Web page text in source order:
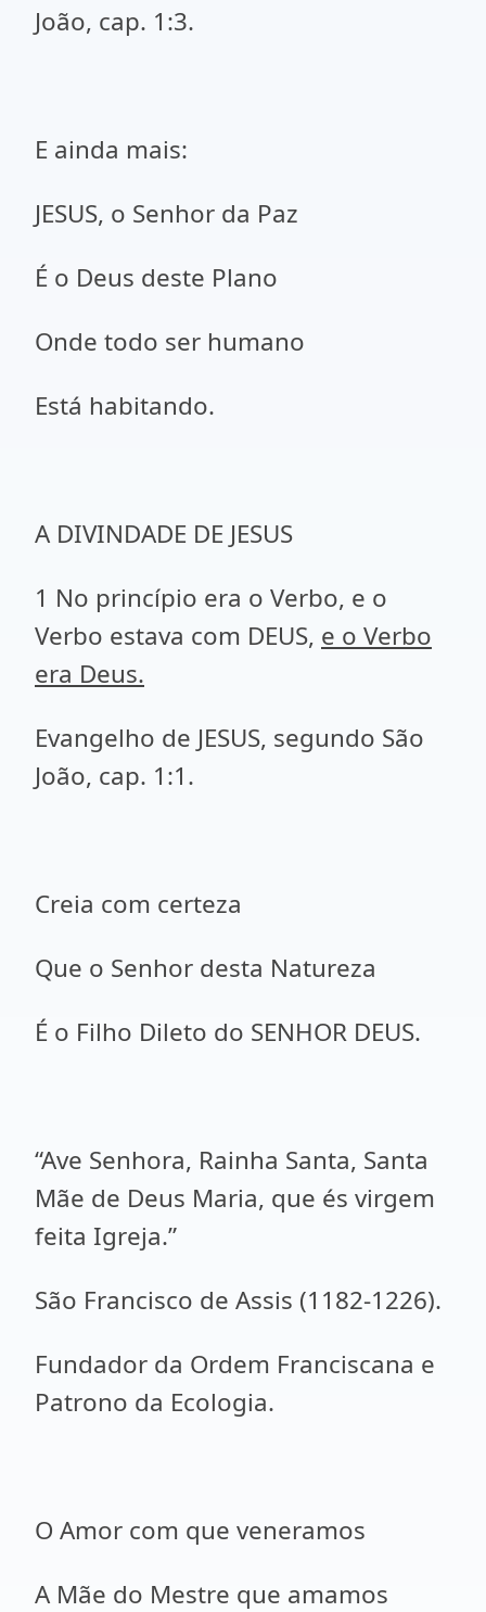
João, cap. 1:3.
E ainda mais:
JESUS, o Senhor da Paz
É o Deus deste Plano
Onde todo ser humano
Está habitando.
A DIVINDADE DE JESUS
1 No princípio era o Verbo, e o
Verbo estava com DEUS, e o Verbo
era Deus.
Evangelho de JESUS, segundo São
João, cap. 1:1.
Creia com certeza
Que o Senhor desta Natureza
É o Filho Dileto do SENHOR DEUS.
“Ave Senhora, Rainha Santa, Santa
Mãe de Deus Maria, que és virgem
feita Igreja.”
São Francisco de Assis (1182-1226).
Fundador da Ordem Franciscana e
Patrono da Ecologia.
O Amor com que veneramos
A Mãe do Mestre que amamos